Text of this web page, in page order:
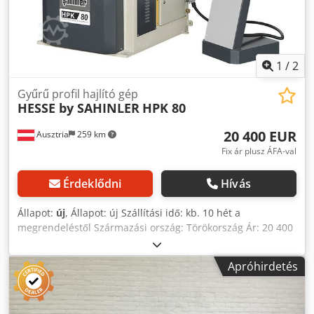
1 /2
Ausztria 259 km
Gyűrű profil hajlító gép
HESSE by SAHINLER HPK 80
20 400 EUR
Fix ár plusz ÁFA-val
Érdeklődni Hívás
Állapot: új, Állapot: új Szállítási idő: kb. 10 hét a
megrendeléstől Származási ország: Törökország Ár: 20 400
€ Lízingdíj: 391,68 €/hó Tengelyátmérő: 80 mm Hengerek
átmérője: 245 mm Meghajtott hengerek: 3 db Motor
teljesítmény: 4 kW Sebesség: 6 m/perc Álló laposvas
(keresztmetszet/min. átmérő): 100x20 mm / 2000 mm;
80x20 mm Fekvő laposvas (keresztmetszet/min. átmérő):
Apróhirdetés